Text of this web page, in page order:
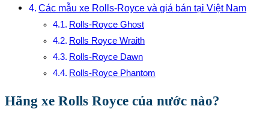
Các mẫu xe Rolls-Royce và giá bán tại Việt Nam
Rolls-Royce Ghost
Rolls Royce Wraith
Rolls-Royce Dawn
Rolls-Royce Phantom
Hãng xe Rolls Royce của nước nào?